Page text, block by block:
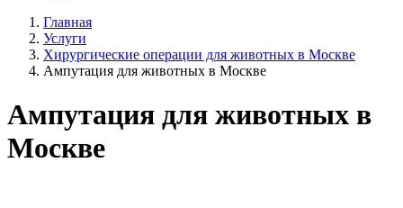
Главная
Услуги
Хирургические операции для животных в Москве
Ампутация для животных в Москве
Ампутация для животных в
Москве